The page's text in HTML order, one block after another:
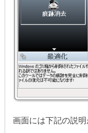
画面には下記の説明